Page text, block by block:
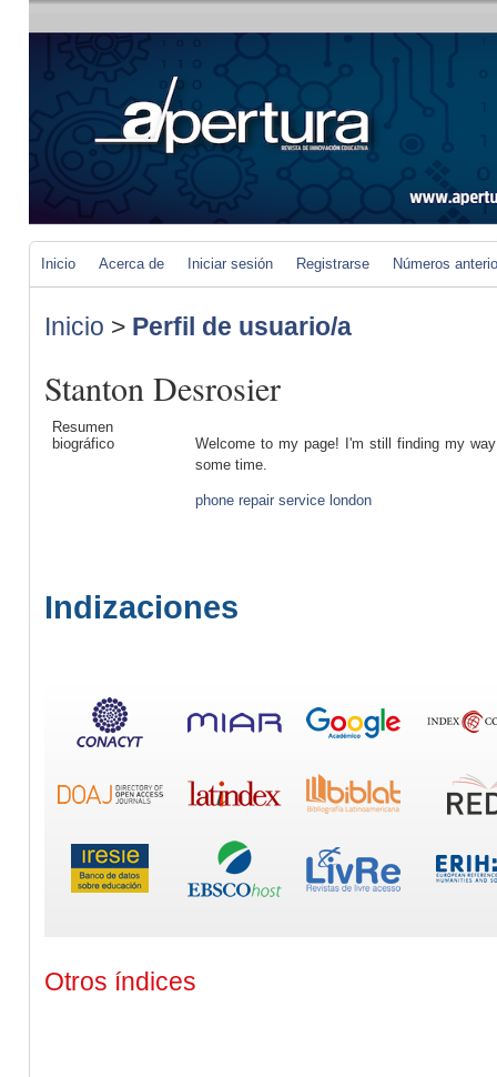
Inicio Acerca de Iniciar sesión Registrarse Números
Inicio > Perfil de usuario/a
Stanton Desrosier
Resumen
biográfico
Welcome to my page! I'm still finding my
some time.
phone repair service london
Indizaciones
Otros índices